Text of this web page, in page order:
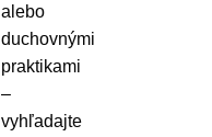
alebo
duchovnými
praktikami
–
vyhľadajte